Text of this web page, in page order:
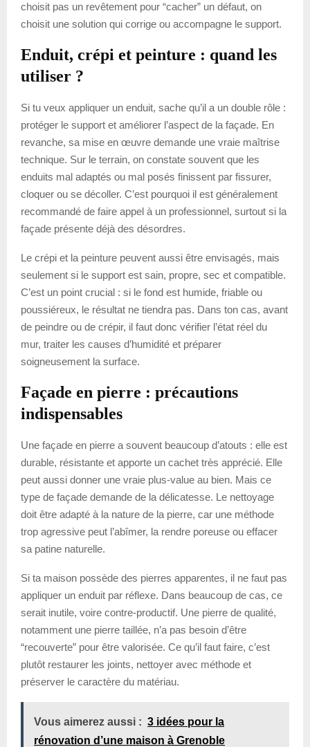
choisit pas un revêtement pour “cacher” un défaut, on
choisit une solution qui corrige ou accompagne le support.
Enduit, crépi et peinture : quand les
utiliser ?
Si tu veux appliquer un enduit, sache qu’il a un double rôle :
protéger le support et améliorer l’aspect de la façade. En
revanche, sa mise en œuvre demande une vraie maîtrise
technique. Sur le terrain, on constate souvent que les
enduits mal adaptés ou mal posés finissent par fissurer,
cloquer ou se décoller. C’est pourquoi il est généralement
recommandé de faire appel à un professionnel, surtout si la
façade présente déjà des désordres.
Le crépi et la peinture peuvent aussi être envisagés, mais
seulement si le support est sain, propre, sec et compatible.
C’est un point crucial : si le fond est humide, friable ou
poussiéreux, le résultat ne tiendra pas. Dans ton cas, avant
de peindre ou de crépir, il faut donc vérifier l’état réel du
mur, traiter les causes d’humidité et préparer
soigneusement la surface.
Façade en pierre : précautions
indispensables
Une façade en pierre a souvent beaucoup d’atouts : elle est
durable, résistante et apporte un cachet très apprécié. Elle
peut aussi donner une vraie plus-value au bien. Mais ce
type de façade demande de la délicatesse. Le nettoyage
doit être adapté à la nature de la pierre, car une méthode
trop agressive peut l’abîmer, la rendre poreuse ou effacer
sa patine naturelle.
Si ta maison possède des pierres apparentes, il ne faut pas
appliquer un enduit par réflexe. Dans beaucoup de cas, ce
serait inutile, voire contre-productif. Une pierre de qualité,
notamment une pierre taillée, n’a pas besoin d’être
“recouverte” pour être valorisée. Ce qu’il faut faire, c’est
plutôt restaurer les joints, nettoyer avec méthode et
préserver le caractère du matériau.
Vous aimerez aussi : 3 idées pour la
rénovation d’une maison à Grenoble